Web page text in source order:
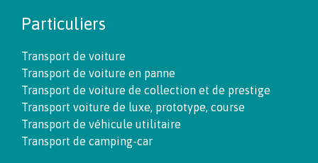
Particuliers
Transport de voiture
Transport de voiture en panne
Transport de voiture de collection et de prestige
Transport voiture de luxe, prototype, course
Transport de véhicule utilitaire
Transport de camping-car